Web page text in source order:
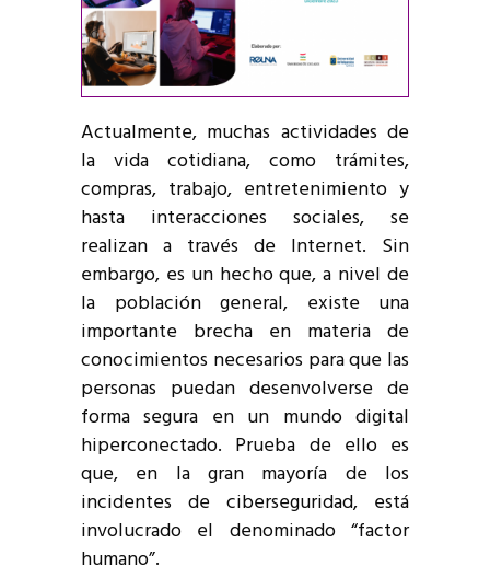
Actualmente, muchas actividades de
la vida cotidiana, como trámites,
compras, trabajo, entretenimiento y
hasta interacciones sociales, se
realizan a través de Internet. Sin
embargo, es un hecho que, a nivel de
la población general, existe una
importante brecha en materia de
conocimientos necesarios para que las
personas puedan desenvolverse de
forma segura en un mundo digital
hiperconectado. Prueba de ello es
que, en la gran mayoría de los
incidentes de ciberseguridad, está
involucrado el denominado “factor
humano”.